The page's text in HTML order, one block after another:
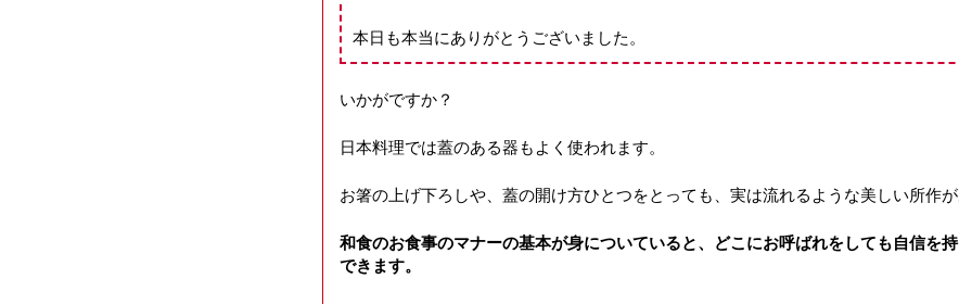
本日も本当にありがとうございました。
いかがですか？
日本料理では蓋のある器もよく使われます。
お箸の上げ下ろしや、蓋の開け方ひとつをとっても、実は流れるような美しい所作が
和食のお食事のマナーの基本が身についていると、どこにお呼ばれをしても自信を
できます。